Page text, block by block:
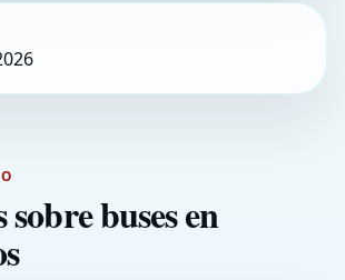
buses en